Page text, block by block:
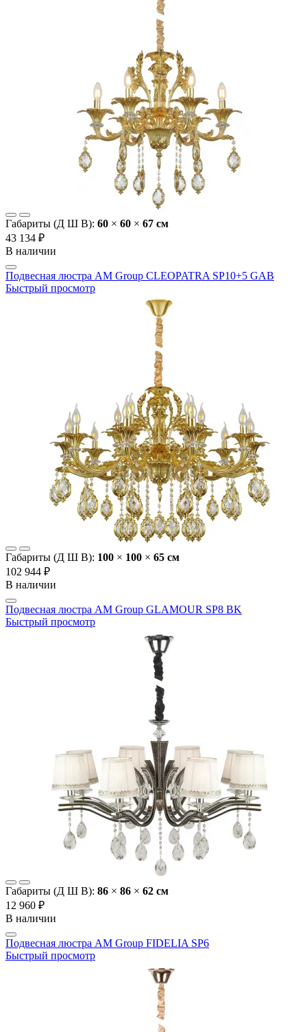
Габариты (Д Ш В): 60 × 60 × 67 cм
43 134 ₽
В наличии
Подвесная люстра AM Group CLEOPATRA SP10+5 GAB
Быстрый просмотр
Габариты (Д Ш В): 100 × 100 × 65 cм
102 944 ₽
В наличии
Подвесная люстра AM Group GLAMOUR SP8 BK
Быстрый просмотр
Габариты (Д Ш В): 86 × 86 × 62 cм
12 960 ₽
В наличии
Подвесная люстра AM Group FIDELIA SP6
Быстрый просмотр